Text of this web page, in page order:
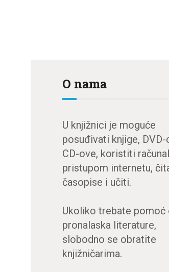
O nama
U knjižnici je moguće
posuđivati knjige, DVD-
CD-ove, koristiti
pristupom internetu,
časopise i učiti.
Ukoliko trebate pomoć
pronalaska literature,
slobodno se obratite
knjižničarima.